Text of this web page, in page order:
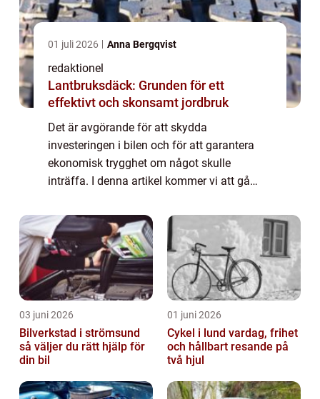
01 juli 2026 Anna Bergqvist
redaktionel
Lantbruksdäck: Grunden för ett
effektivt och skonsamt jordbruk
Det är avgörande för att skydda
investeringen i bilen och för att garantera
ekonomisk trygghet om något skulle
inträffa. I denna artikel kommer vi att gå
typer som finns, hur de skiljer sig åt och
vilka fakt...
03 juni 2026
Bilverkstad i strömsund
så väljer du rätt hjälp för
din bil
01 juni 2026
Cykel i lund vardag, frihet
och hållbart resande på
två hjul